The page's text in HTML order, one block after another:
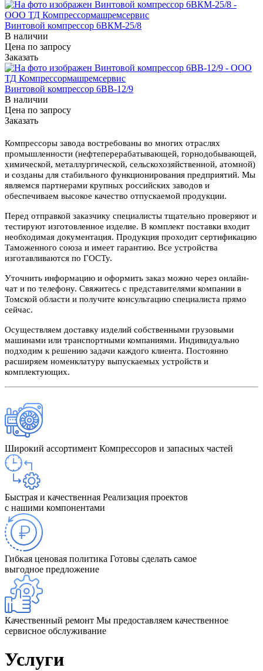
Винтовой компрессор 6ВКМ-25/8
В наличии
Цена по запросу
Заказать
Винтовой компрессор 6ВВ-12/9
В наличии
Цена по запросу
Заказать
Компрессоры завода востребованы во многих отраслях
промышленности (нефтеперерабатывающей, горнодобывающей,
химической, металлургической, сельскохозяйственной, атомной)
и созданы для стабильного функционирования предприятий. Мы
являемся партнерами крупных российских заводов и
обеспечиваем высокое качество отпускаемой продукции.
Перед отправкой заказчику специалисты тщательно проверяют и
тестируют изготовленное изделие. В комплект поставки входит
необходимая документация. Продукция проходит сертификацию
Таможенного союза и имеет гарантию. Все устройства
изготавливаются по ГОСТу.
Уточнить информацию и оформить заказ можно через онлайн-
чат и по телефону. Свяжитесь с представителями компании в
Томской области и получите консультацию специалиста прямо
сейчас.
Осуществляем доставку изделий собственными грузовыми
машинами или транспортными компаниями. Индивидуально
подходим к решению задачи каждого клиента. Постоянно
расширяем номенклатуру выпускаемых устройств и
комплектующих.
Широкий ассортимент Компрессоров и запасных частей
Быстрая и качественная Реализация проектов
с нашими компонентами
Гибкая ценовая политика Готовы сделать самое
выгодное предложение
Качественный ремонт Мы предоставляем качественное
сервисное обслуживание
Услуги